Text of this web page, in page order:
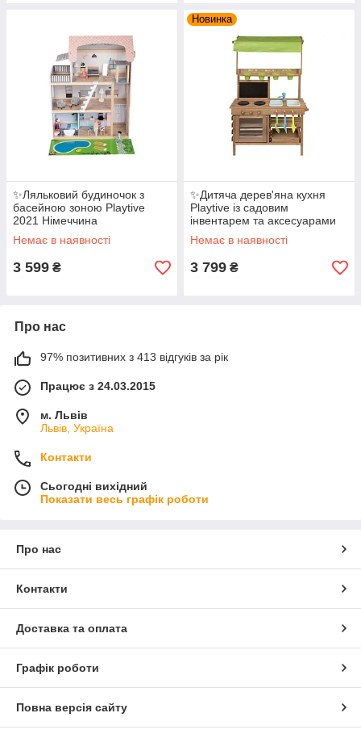
✨Ляльковий будиночок з
басейною зоною Playtive
2021 Німеччина
Немає в наявності
3 599 ₴
Новинка
✨Дитяча дерев'яна кухня
Playtive із садовим
інвентарем та аксесуарами
Немає в наявності
3 799 ₴
Про нас
97% позитивних з 413 відгуків за рік
Працює з 24.03.2015
м. Львів
Львів, Україна
Контакти
Сьогодні вихідний
Показати весь графік роботи
Про нас
Контакти
Доставка та оплата
Графік роботи
Повна версія сайту